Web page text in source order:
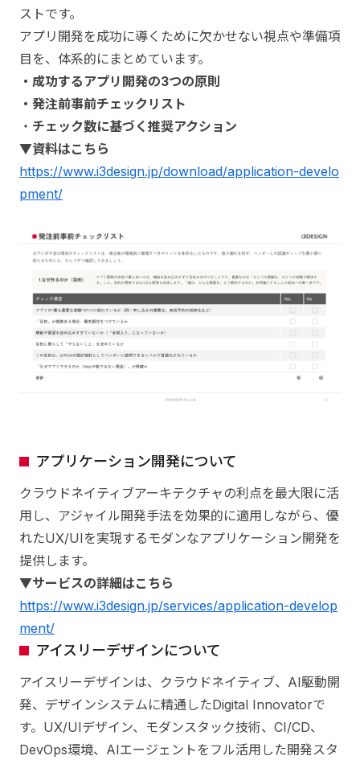
ストです。
アプリ開発を成功に導くために欠かせない視点や準備項
目を、体系的にまとめています。
・成功するアプリ開発の3つの原則
・発注前事前チェックリスト
・ チェック数に基づく推奨アクション
▼資料はこちら
https://www.i3design.jp/download/application-develo
pment/
アプリケーション開発について
クラウドネイティブアーキテクチャの利点を最大限に活
用し、アジャイル開発手法を効果的に適用しながら、優
れたUX/UIを実現するモダンなアプリケーション開発を
提供します。
▼サービスの詳細はこちら
https://www.i3design.jp/services/application-develop
ment/
アイスリーデザインについて
アイスリーデザインは、クラウドネイティブ、AI駆動開
発、デザインシステムに精通したDigital Innovatorで
す。UX/UIデザイン、モダンスタック技術、CI/CD、
DevOps環境、AIエージェントをフル活用した開発スタ